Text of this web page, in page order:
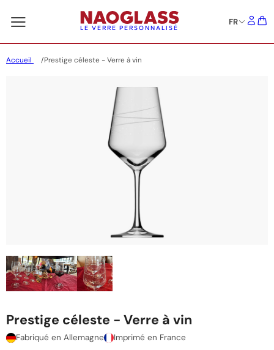
LE VERRE PERSONNALISÉ
FR
Accueil Prestige céleste - Verre à vin
Prestige céleste - Verre à vin
Fabriqué en Allemagne Imprimé en France